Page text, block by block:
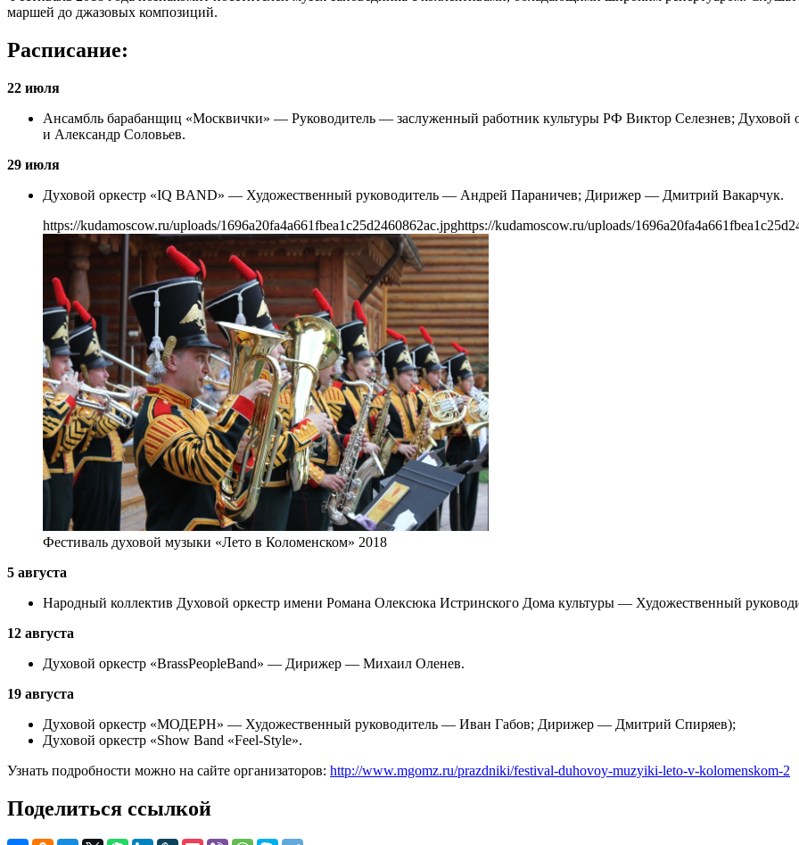
маршей до джазовых композиций.
Расписание:
22 июля
Ансамбль барабанщиц «Москвички» — Руководитель — заслуженный работник культуры РФ Виктор Селезнев;
и Александр Соловьев.
29 июля
Духовой оркестр «IQ BAND» — Художественный руководитель — Андрей Параничев; Дирижер — Дмитрий Вакарчук.
https://kudamoscow.ru/uploads/1696a20fa4a661fbea1c25d2460862ac.jpghttps://kudamoscow.ru/uploads/
Фестиваль духовой музыки «Лето в Коломенском» 2018
5 августа
Народный коллектив Духовой оркестр имени Романа Олексюка Истринского Дома культуры — Художественный
12 августа
Духовой оркестр «BrassPeopleBand» — Дирижер — Михаил Оленев.
19 августа
Духовой оркестр «МОДЕРН» — Художественный руководитель — Иван Габов; Дирижер — Дмитрий Спиряев);
Духовой оркестр «Show Band «Feel-Style».
Узнать подробности можно на сайте организаторов: http://www.mgomz.ru/prazdniki/festival-duhovoy-muzyiki-leto-v-kolomenskom-2
Поделиться ссылкой